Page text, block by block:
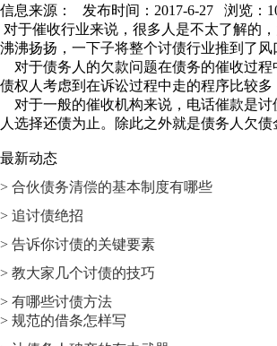
信息来源：
发布时间：2017-6-27 浏览：
对于催收行业来说，很多人是不太了解的
沸沸扬扬，一下子将整个讨债行业推到了
对于债务人的欠款问题在债务的催收过程
债权人考虑到在诉讼过程中走的程序比较
对于一般的催收机构来说，电话催款是讨
人选择还债为止。除此之外就是债务人欠
最新动态
> 合伙债务清偿的基本制度有哪些
> 追讨债绝招
> 告诉你讨债的关键要素
> 教大家几个讨债的技巧
> 有哪些讨债方法
> 规范的借条怎样写